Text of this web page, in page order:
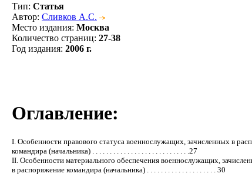
Тип: Статья
Автор: Сливков А.С.
Место издания: Москва
Количество страниц: 27-38
Год издания: 2006 г.
Оглавление:
I. Особенности правового статуса военнослужащих, зачисленных в
командира (начальника) . . . . . . . . . . . . . . . . . . . . . . . . . . . .27
II. Особенности материального обеспечения военнослужащих,
в распоряжение командира (начальника) . . . . . . . . . . . . . . . . . . . . 30